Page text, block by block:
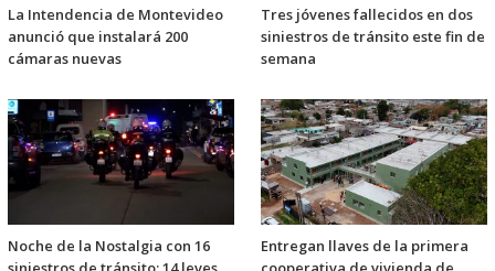
La Intendencia de Montevideo
anunció que instalará 200
cámaras nuevas
Tres jóvenes fallecidos en dos
siniestros de tránsito este fin de
semana
Noche de la Nostalgia con 16
Entregan llaves de la primera